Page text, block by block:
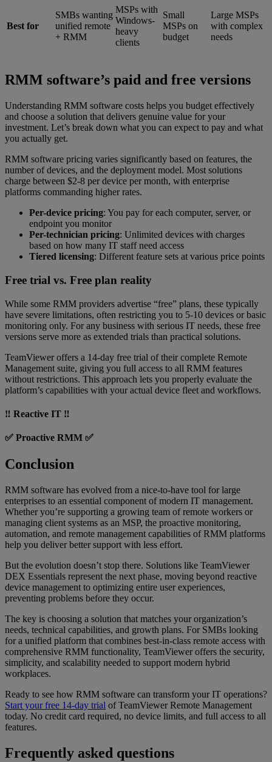
Best for
SMBs wanting
unified remote
+ RMM
MSPs with
Windows-
heavy
clients
Small
MSPs on
budget
Large MSPs
with complex
needs
RMM software’s paid and free versions
Understanding RMM software costs helps you budget effectively
and choose a solution that delivers genuine value for your
investment. Let’s break down what you can expect to pay and what
you actually get.
RMM software pricing varies significantly based on features, the
number of devices, and the deployment model. Most solutions
charge between $2-8 per device per month, with enterprise
platforms commanding higher rates.
Per-device pricing: You pay for each computer, server, or
endpoint you monitor
Per-technician pricing: Unlimited devices with charges
based on how many IT staff need access
Tiered licensing: Different feature sets at various price points
Free trial vs. Free plan reality
While some RMM providers advertise “free” plans, these typically
have severe limitations, often restricting you to 5-10 devices or basic
monitoring only. For any business with serious IT needs, these free
versions serve more as extended trials than practical solutions.
TeamViewer offers a 14-day free trial of their complete Remote
Management suite, giving you full access to all RMM features
without restrictions. This approach lets you properly evaluate the
platform’s capabilities with your actual device fleet and workflows.
‼️ Reactive IT ‼️
✅ Proactive RMM ✅
Conclusion
RMM software has evolved from a nice-to-have tool for large
enterprises to an essential component of modern IT management.
Whether you’re supporting a growing team of remote workers or
managing client systems as an MSP, the proactive monitoring,
automation, and remote management capabilities of RMM platforms
help you deliver better support with less effort.
But the evolution doesn’t stop there. Solutions like TeamViewer
DEX Essentials represent the next phase, moving beyond reactive
device management to optimizing entire user experiences,
preventing problems before they occur.
The key is choosing a solution that matches your organization’s
needs, technical capabilities, and growth plans. For SMBs looking
for a unified platform that combines best-in-class remote access with
comprehensive RMM functionality, TeamViewer offers the security,
simplicity, and scalability needed to support modern hybrid
workplaces.
Ready to see how RMM software can transform your IT operations?
Start your free 14-day trial of TeamViewer Remote Management
today. No credit card required, no device limits, and full access to all
features.
Frequently asked questions